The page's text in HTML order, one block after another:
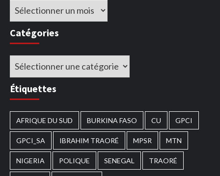
Archives
Catégories
Catégories
Étiquettes
AFRIQUE DU SUD BURKINA FASO CU GPCI
GPCI_SA IBRAHIM TRAORÉ MPSR MTN
NIGERIA POLIQUE SENEGAL TRAORÉ